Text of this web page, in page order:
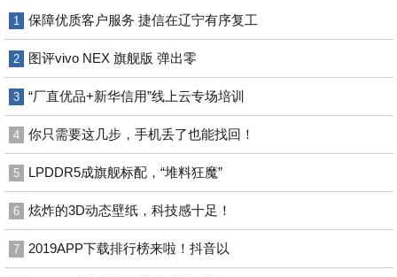
1 保障优质客户服务 捷信在辽宁有序复工
2 图评vivo NEX 旗舰版 弹出零
3 “厂直优品+新华信用”线上云专场培训
4 你只需要这几步，手机丢了也能找回！
5 LPDDR5成旗舰标配，“堆料狂魔”
6 炫炸的3D动态壁纸，科技感十足！
7 2019APP下载排行榜来啦！抖音以